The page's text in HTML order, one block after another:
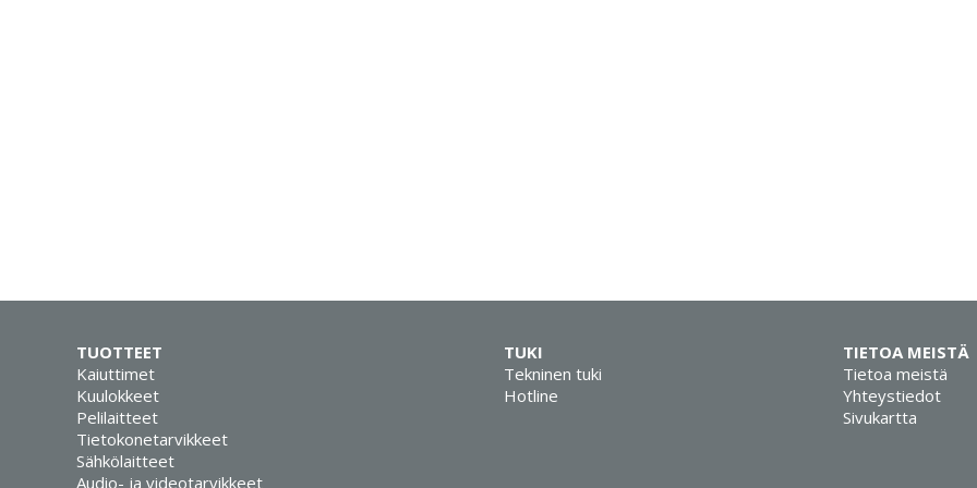
TUOTTEET
Kaiuttimet
Kuulokkeet
Pelilaitteet
Tietokonetarvikkeet
Sähkölaitteet
Audio- ja videotarvikkeet
TUKI
Tekninen tuki
Hotline
TIETOA MEISTÄ
Tietoa meistä
Yhteystiedot
Sivukartta